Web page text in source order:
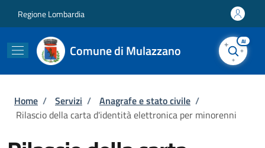
Regione Lombardia
Comune di Mulazzano
AI
Briciole di pane
Home / Servizi / Anagrafe e stato civile /
Rilascio della carta d'identità elettronica per minorenni